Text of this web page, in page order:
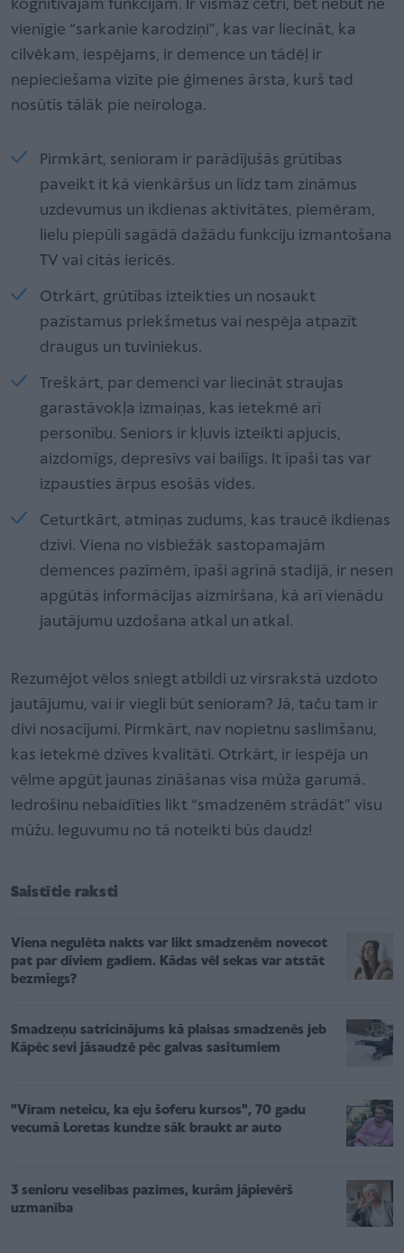
kognitīvajām funkcijām. Ir vismaz četri, bet nebūt ne
vienīgie “sarkanie karodziņi”, kas var liecināt, ka
cilvēkam, iespējams, ir demence un tādēļ ir
nepieciešama vizīte pie ģimenes ārsta, kurš tad
nosūtīs tālāk pie neirologa.
Pirmkārt, senioram ir parādījušās grūtības
paveikt it kā vienkāršus un līdz tam zināmus
uzdevumus un ikdienas aktivitātes, piemēram,
lielu piepūli sagādā dažādu funkciju izmantošana
TV vai citās ierīcēs.
Otrkārt, grūtības izteikties un nosaukt
pazīstamus priekšmetus vai nespēja atpazīt
draugus un tuviniekus.
Treškārt, par demenci var liecināt straujas
garastāvokļa izmaiņas, kas ietekmē arī
personību. Seniors ir kļuvis izteikti apjucis,
aizdomīgs, depresīvs vai bailīgs. It īpaši tas var
izpausties ārpus esošās vides.
Ceturtkārt, atmiņas zudums, kas traucē ikdienas
dzīvi. Viena no visbiežāk sastopamajām
demences pazīmēm, īpaši agrīnā stadijā, ir nesen
apgūtās informācijas aizmiršana, kā arī vienādu
jautājumu uzdošana atkal un atkal.
Rezumējot vēlos sniegt atbildi uz virsrakstā uzdoto
jautājumu, vai ir viegli būt senioram? Jā, taču tam ir
divi nosacījumi. Pirmkārt, nav nopietnu saslimšanu,
kas ietekmē dzīves kvalitāti. Otrkārt, ir iespēja un
vēlme apgūt jaunas zināšanas visa mūža garumā.
Iedrošinu nebaidīties likt “smadzenēm strādāt” visu
mūžu. Ieguvumu no tā noteikti būs daudz!
Saistītie raksti
Viena negulēta nakts var likt smadzenēm novecot
pat par diviem gadiem. Kādas vēl sekas var atstāt
bezmiegs?
Smadzeņu satricinājums kā plaisas smadzenēs jeb
Kāpēc sevi jāsaudzē pēc galvas sasitumiem
"Vīram neteicu, ka eju šoferu kursos", 70 gadu
vecumā Loretas kundze sāk braukt ar auto
3 senioru veselības pazīmes, kurām jāpievērš
uzmanība